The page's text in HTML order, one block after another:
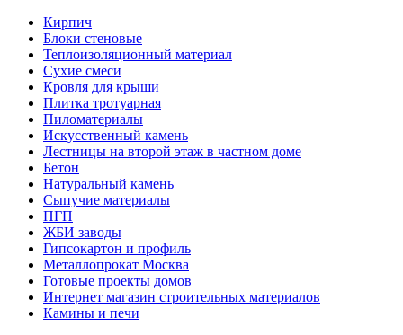
Кирпич
Блоки стеновые
Теплоизоляционный материал
Сухие смеси
Кровля для крыши
Плитка тротуарная
Пиломатериалы
Искусственный камень
Лестницы на второй этаж в частном доме
Бетон
Натуральный камень
Сыпучие материалы
ПГП
ЖБИ заводы
Гипсокартон и профиль
Металлопрокат Москва
Готовые проекты домов
Интернет магазин строительных материалов
Камины и печи